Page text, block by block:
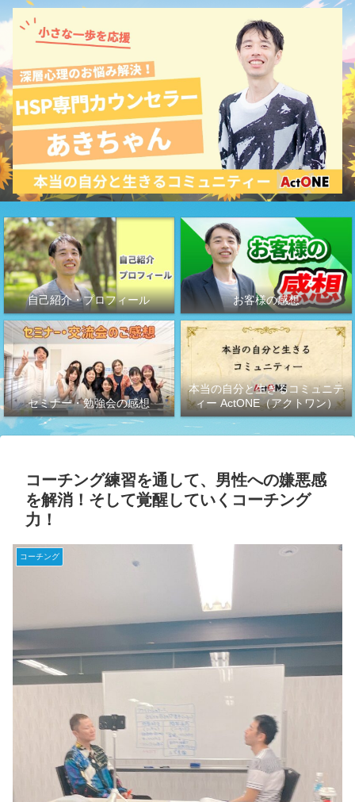
自己紹介・プロフィール お客様の感想
セミナー・勉強会の感想
本当の自分と生きるコミュニテ
ィー ActONE（アクトワン）
コーチング練習を通して、男性への嫌悪感
を解消！そして覚醒していくコーチング
力！
コーチング